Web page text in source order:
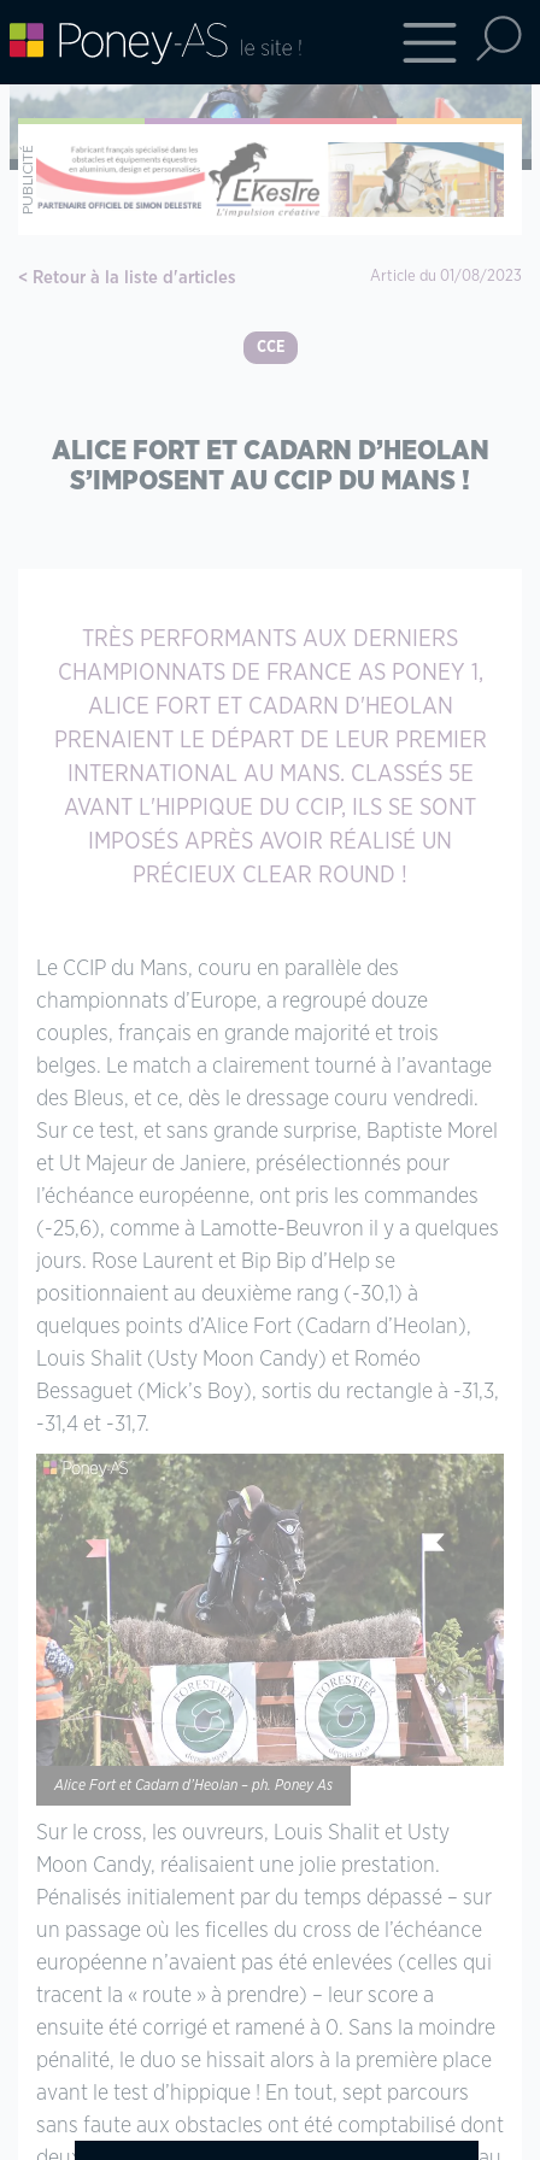
Retour à la liste d'articles Article du 01/08/2023
CCE
ALICE FORT ET CADARN D’HEOLAN
S’IMPOSENT AU CCIP DU MANS !
TRÈS PERFORMANTS AUX DERNIERS
CHAMPIONNATS DE FRANCE AS PONEY 1,
ALICE FORT ET CADARN D'HEOLAN
PRENAIENT LE DÉPART DE LEUR PREMIER
INTERNATIONAL AU MANS. CLASSÉS 5E
AVANT L'HIPPIQUE DU CCIP, ILS SE SONT
IMPOSÉS APRÈS AVOIR RÉALISÉ UN
PRÉCIEUX CLEAR ROUND !
Le CCIP du Mans, couru en parallèle des
championnats d’Europe, a regroupé douze
couples, français en grande majorité et trois
belges. Le match a clairement tourné à l’avantage
des Bleus, et ce, dès le dressage couru vendredi.
Sur ce test, et sans grande surprise, Baptiste Morel
et Ut Majeur de Janiere, présélectionnés pour
l’échéance européenne, ont pris les commandes
(-25,6), comme à Lamotte-Beuvron il y a quelques
jours. Rose Laurent et Bip Bip d’Help se
positionnaient au deuxième rang (-30,1) à
quelques points d’Alice Fort (Cadarn d’Heolan),
Louis Shalit (Usty Moon Candy) et Roméo
Bessaguet (Mick’s Boy), sortis du rectangle à -31,3,
-31,4 et -31,7.
Alice Fort et Cadarn d’Heolan – ph. Poney As
Sur le cross, les ouvreurs, Louis Shalit et Usty
Moon Candy, réalisaient une jolie prestation.
Pénalisés initialement par du temps dépassé – sur
un passage où les ficelles du cross de l’échéance
européenne n’avaient pas été enlevées (celles qui
tracent la « route » à prendre) – leur score a
ensuite été corrigé et ramené à 0. Sans la moindre
pénalité, le duo se hissait alors à la première place
avant le test d’hippique ! En tout, sept parcours
sans faute aux obstacles ont été comptabilisé dont